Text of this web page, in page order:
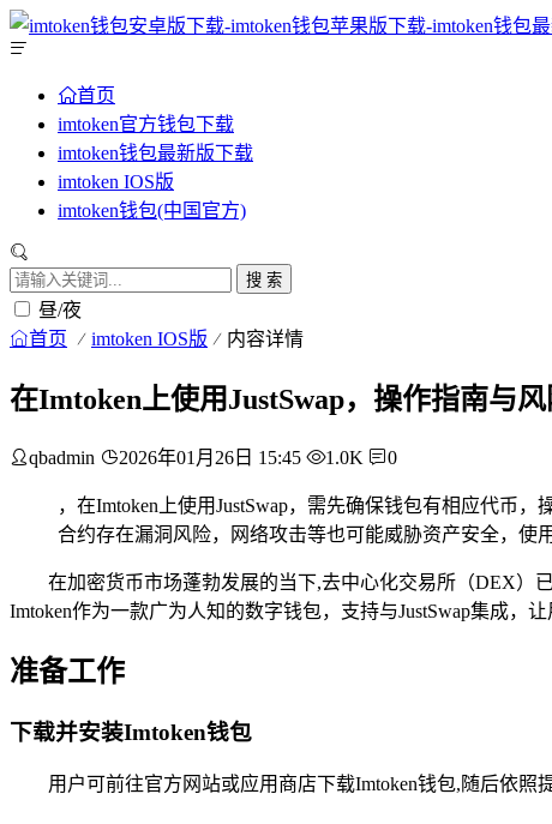
首页
imtoken官方钱包下载
imtoken钱包最新版下载
imtoken IOS版
imtoken钱包(中国官方)
搜 索
昼/夜
首页 imtoken IOS版 内容详情
在Imtoken上使用JustSwap，操作指南与
qbadmin 2026年01月26日 15:45 1.0K 0
，在Imtoken上使用JustSwap，需先确保钱包有相应代币
合约存在漏洞风险，网络攻击等也可能威胁资产安全，使
在加密货币市场蓬勃发展的当下,去中心化交易所（DEX）
Imtoken作为一款广为人知的数字钱包，支持与JustSwap集成，
准备工作
下载并安装Imtoken钱包
用户可前往官方网站或应用商店下载Imtoken钱包,随后依照